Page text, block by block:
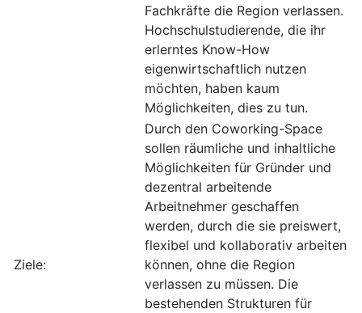
Fachkräfte die Region verlassen.
Hochschulstudierende, die ihr
erlerntes Know-How
eigenwirtschaftlich nutzen
möchten, haben kaum
Möglichkeiten, dies zu tun.
Ziele:
Durch den Coworking-Space
sollen räumliche und inhaltliche
Möglichkeiten für Gründer und
dezentral arbeitende
Arbeitnehmer geschaffen
werden, durch die sie preiswert,
flexibel und kollaborativ arbeiten
können, ohne die Region
verlassen zu müssen. Die
bestehenden Strukturen für